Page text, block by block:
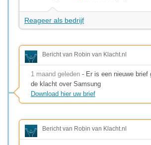
Reageer als bedrijf
Bericht van Robin van Klacht.nl
1 maand geleden - Er is een nieuwe brief
de klacht over Samsung
Download hier uw brief
Bericht van Robin van Klacht.nl